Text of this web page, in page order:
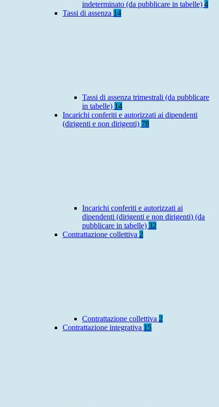
indeterminato (da pubblicare in tabelle) 4
Tassi di assenza 14
Tassi di assenza trimestrali (da pubblicare
in tabelle) 14
Incarichi conferiti e autorizzati ai dipendenti
(dirigenti e non dirigenti) 78
Incarichi conferiti e autorizzati ai
dipendenti (dirigenti e non dirigenti) (da
pubblicare in tabelle) 32
Contrattazione collettiva 2
Contrattazione collettiva 2
Contrattazione integrativa 15